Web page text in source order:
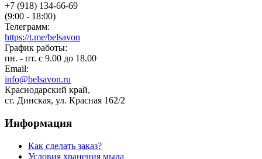
+7 (918) 134-66-69
(9:00 - 18:00)
Телеграмм:
https://t.me/belsavon
График работы:
пн. - пт. с 9.00 до 18.00
Email:
info@belsavon.ru
Краснодарский край,
ст. Динская, ул. Красная 162/2
Информация
Как сделать заказ?
Условия хранения мыла